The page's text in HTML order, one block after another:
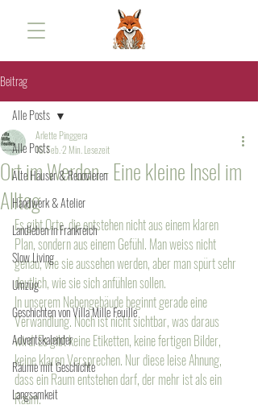
Beitrag
Alle Posts
Alte Häuser & Renovieren
Handwerk & Atelier
Landleben in Frankreich
Slow Living
Umzug
Geschichten von Villa Mille Feuille
Adventskalender
Räume mit Geschichte
Langsamkeit
Alle Posts
Ort im Werden - Eine kleine Insel im
Alltag
Arlette Pinggera
16. Feb. 2 Min. Lesezeit
Es gibt Orte, die entstehen nicht aus einem klaren
Plan, sondern aus einem Gefühl. Man weiss nicht
genau, wie sie aussehen werden, aber man spürt sehr
deutlich, wie sie sich anfühlen sollen.
In unserem Nebengebäude beginnt gerade eine
Verwandlung. Noch ist nicht sichtbar, was daraus
wird. Es gibt keine Etiketten, keine fertigen Bilder,
keine klaren Versprechen. Nur diese leise Ahnung,
dass ein Raum entstehen darf, der mehr ist als ein
Raum.